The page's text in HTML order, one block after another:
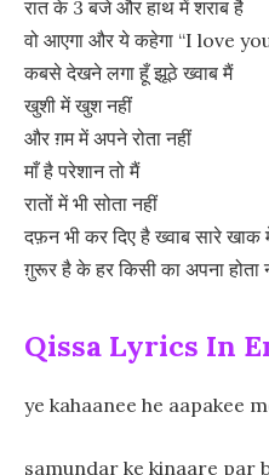
रात के 3 बजे और हाथ में शराब है
वो आएगा और ये कहेगा “I love
कबसे देखने लगा हूँ झूठे ख्वाब मैं
खुशी में खुश नहीं
और ग़म में अपने रोता नहीं
माँ है परेशान तो मैं
रातों में भी सोता नहीं
दफ़न भी कर दिए है ख्वाब सारे खाक
ग़ुरूर है के हर किसी का अपना होता
Qissa Lyrics In
ye kahaanee he aapakee
samundar ke kinaare par